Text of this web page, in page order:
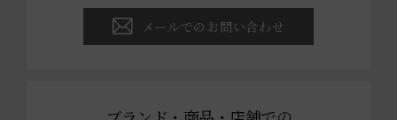
メールでのお問い合わせ